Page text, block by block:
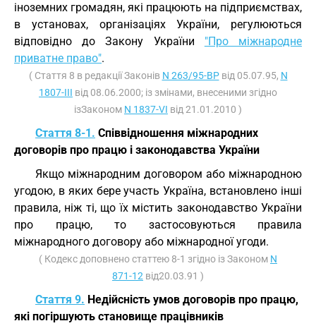
іноземних громадян, які працюють на підприємствах,
в установах, організаціях України, регулюються
відповідно до Закону України "Про міжнародне
приватне право".
( Стаття 8 в редакції Законів N 263/95-ВРвід 05.07.95, N
1807-III від 08.06.2000; із змінами, внесеними згідно
ізЗаконом N 1837-VI від 21.01.2010 )
Стаття 8-1. Співвідношення міжнародних
договорів про працю і законодавства України
Якщо міжнародним договором або міжнародною
угодою, в яких бере участь Україна, встановлено інші
правила, ніж ті, що їх містить законодавство України
про працю, то застосовуються правила
міжнародного договору або міжнародної угоди.
( Кодекс доповнено статтею 8-1 згідно із Законом N
871-12 від20.03.91 )
Стаття 9. Недійсність умов договорів про працю,
які погіршують становище працівників